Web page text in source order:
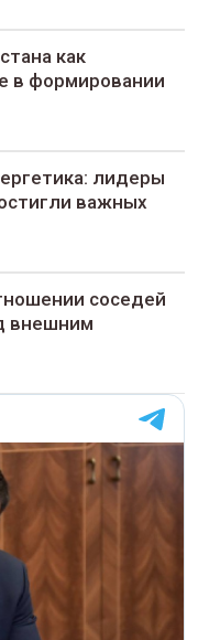
как
в формировании
лидеры
важных
соседей
внешним